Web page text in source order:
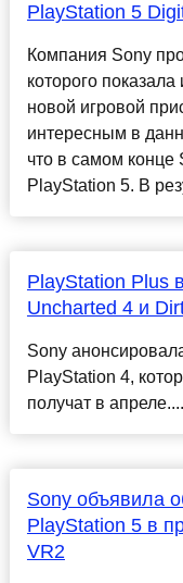
PlayStation 5
Компания Sony
которого
новой игровой
интересным в
что в самом конце
PlayStation 5. В
PlayStation Plus
Uncharted 4 и
Sony
PlayStation 4,
получат в апреле....
Sony объявила
PlayStation 5 в
VR2